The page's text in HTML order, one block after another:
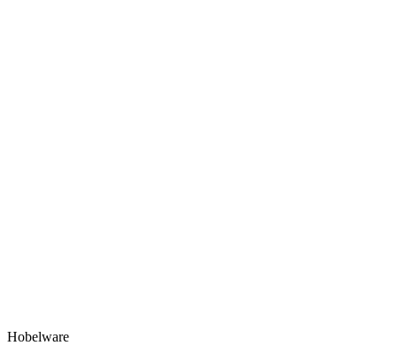
Hobelware